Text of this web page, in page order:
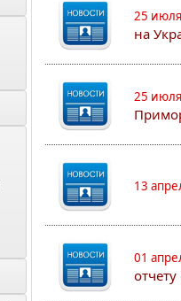
25
на
25
13
01